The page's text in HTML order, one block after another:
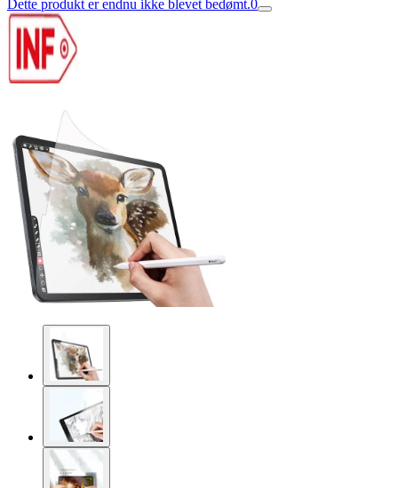
Dette produkt er endnu ikke blevet bedømt.0